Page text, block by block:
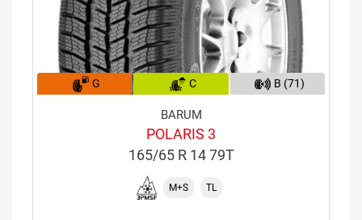
G C B (71)
BARUM
POLARIS 3
165/65 R 14 79T
M+S TL